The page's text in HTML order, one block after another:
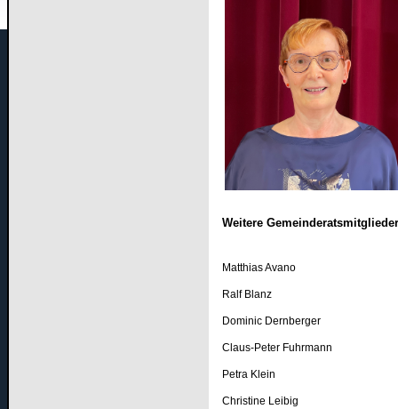
Weitere
Matthias Avano
Ralf Blanz
Dominic Dernberger
Claus-Peter Fuhrmann
Petra Klein
Christine Leibig